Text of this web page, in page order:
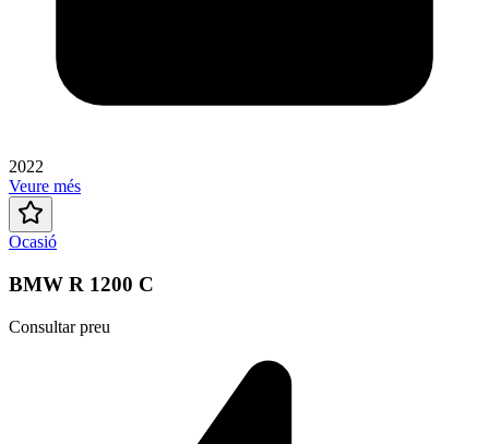
2022
Veure més
Ocasió
BMW R 1200 C
Consultar preu